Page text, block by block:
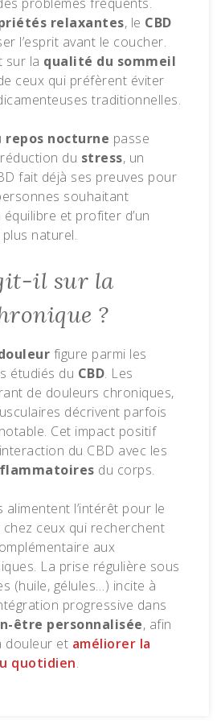
relaxantes, le CBD
l’esprit avant le coucher.
sur la qualité du sommeil
ceux qui préfèrent éviter
traditionnelles.
repos nocturne passe
du stress, un
fait déjà ses preuves pour
souhaitant
et profiter d’un
naturel.
il sur la
?
figure parmi les
étudiés du CBD. Les
de douleurs chroniques,
décrivent parfois
Cet impact positif
du CBD avec les
du corps.
alimentent l’intérêt pour le
chez ceux qui recherchent
aux
La prise régulière sous
(huile, gélules…) incite à
progressive dans
être personnalisée, afin
douleur et améliorer la
quotidien.